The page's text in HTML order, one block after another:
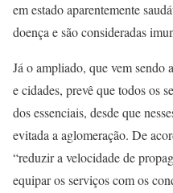
em estado aparentemente
doença e são consideradas
Já o ampliado, que vem sendo
e cidades, prevê que todos os
dos essenciais, desde que
evitada a aglomeração. De
“reduzir a velocidade de
equipar os serviços com os